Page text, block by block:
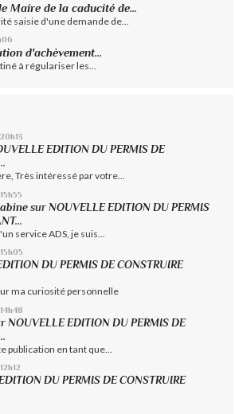
Maire de la caducité de...
saisie d'une demande de...
d'achèvement...
à régulariser les...
20h13
EDITION DU PERMIS DE
Très intéressé par votre...
15h55
sur NOUVELLE EDITION DU PERMIS
service ADS, je suis...
15h05
DU PERMIS DE CONSTRUIRE
ma curiosité personnelle
14h48
NOUVELLE EDITION DU PERMIS DE
publication en tant que...
12h12
DU PERMIS DE CONSTRUIRE